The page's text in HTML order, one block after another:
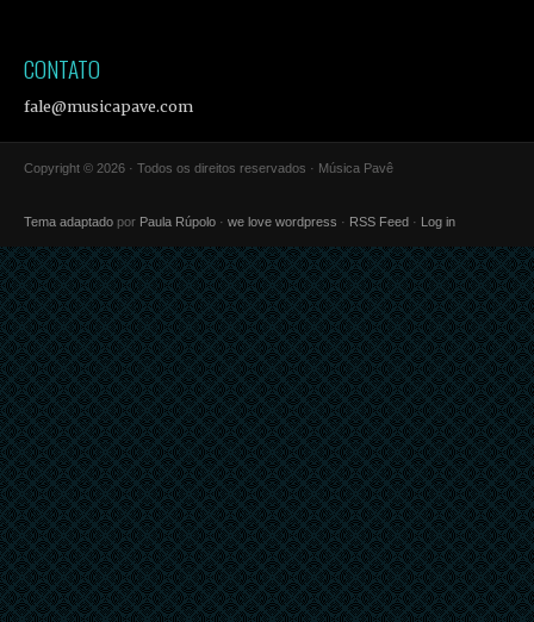
CONTATO
fale@musicapave.com
Copyright © 2026 · Todos os direitos reservados · Música Pavê
Tema adaptado por Paula Rúpolo · we love wordpress · RSS Feed · Log in